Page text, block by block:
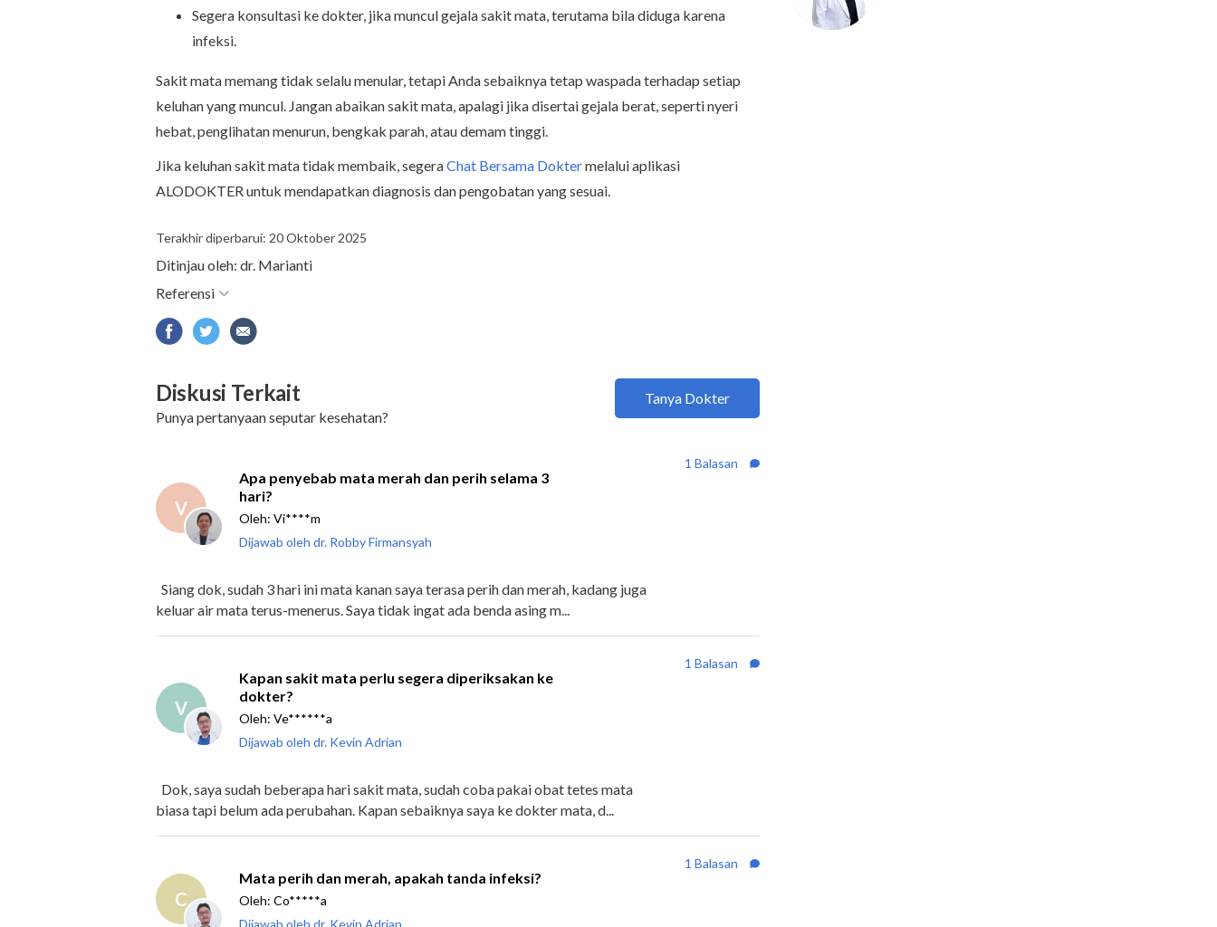
Segera konsultasi ke dokter, jika muncul gejala sakit mata, terutama bila diduga karena
infeksi.
Sakit mata memang tidak selalu menular, tetapi Anda sebaiknya tetap waspada terhadap setiap
keluhan yang muncul. Jangan abaikan sakit mata, apalagi jika disertai gejala berat, seperti nyeri
hebat, penglihatan menurun, bengkak parah, atau demam tinggi.
Jika keluhan sakit mata tidak membaik, segeraChat Bersama Doktermelalui aplikasi
ALODOKTER untuk mendapatkan diagnosis dan pengobatan yang sesuai.
Terakhir diperbarui: 20 Oktober 2025